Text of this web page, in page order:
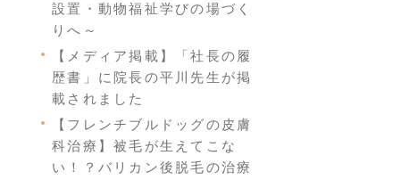
設置・動物福祉学びの場づく
りへ～
【メディア掲載】「社長の履
歴書」に院長の平川先生が掲
載されました
【フレンチブルドッグの皮膚
科治療】被毛が生えてこな
い！？バリカン後脱毛の治療